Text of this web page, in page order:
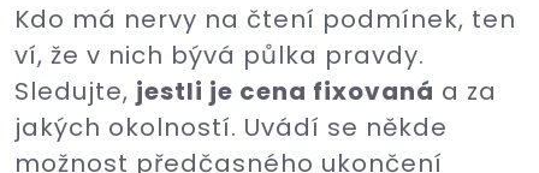
Kdo má nervy na čtení podmínek, ten
ví, že v nich bývá půlka pravdy.
Sledujte, jestli je cena fixovaná a za
jakých okolností. Uvádí se někde
možnost předčasného ukončení